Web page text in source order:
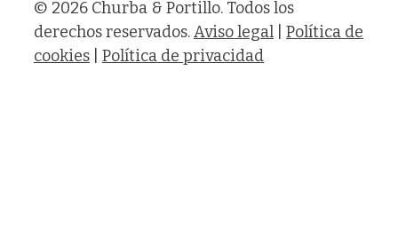
© 2026 Churba & Portillo. Todos los
derechos reservados.Aviso legal
Política de
cookies
Política de privacidad